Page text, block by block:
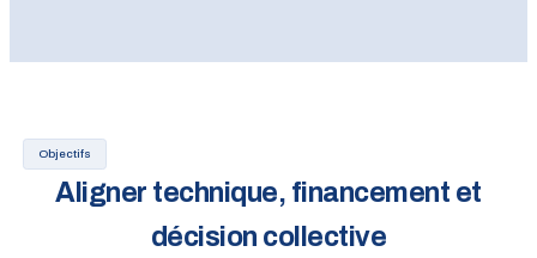
Objectifs
Aligner technique, financement et
décision collective